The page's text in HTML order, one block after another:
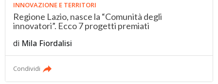
INNOVAZIONE E TERRITORI
Regione Lazio, nasce la “Comunità degli
innovatori”. Ecco 7 progetti premiati
di Mila Fiordalisi
Condividi